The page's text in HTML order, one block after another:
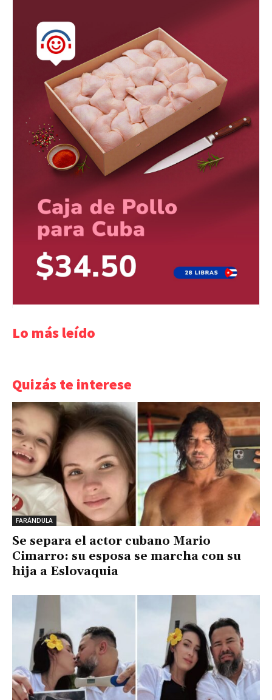
Lo más leído
Quizás te interese
FARÁNDULA
Se separa el actor cubano Mario
Cimarro: su esposa se marcha con su
hija a Eslovaquia